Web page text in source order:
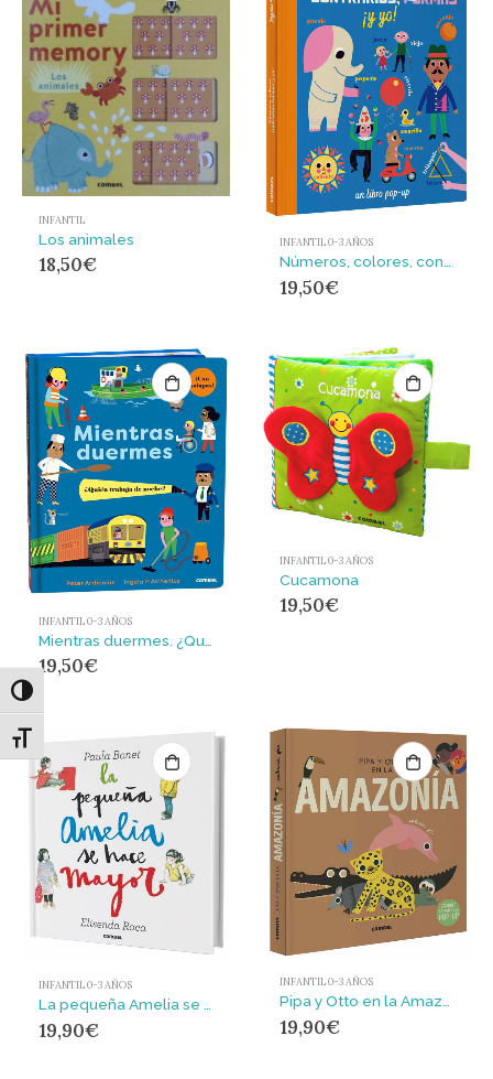
Alternar alto contraste
Alternar tamaño de letra
INFANTIL
Los animales
18,50€
INFANTIL 0-3 AÑOS
19,50€
INFANTIL 0-3 AÑOS
19,50€
INFANTIL 0-3 AÑOS
Cucamona
19,50€
INFANTIL 0-3 AÑOS
19,90€
INFANTIL 0-3 AÑOS
Pipa y Otto en la Amazonía
19,90€